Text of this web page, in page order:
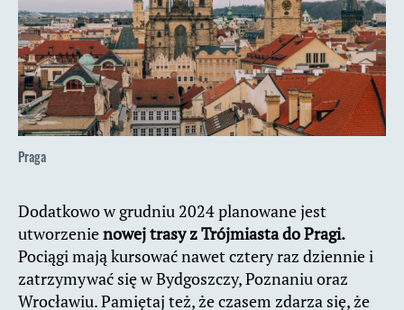
Praga
Dodatkowo w grudniu 2024 planowane jest
utworzenienowej trasy z Trójmiasta do Pragi.
Pociągi mają kursować nawet cztery raz dziennie i
zatrzymywać się w Bydgoszczy, Poznaniu oraz
Wrocławiu. Pamiętaj też, że czasem zdarza się, że